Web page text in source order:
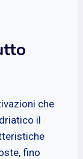
che
il
fino